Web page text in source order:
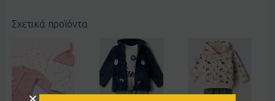
Σχετικά προϊόντα